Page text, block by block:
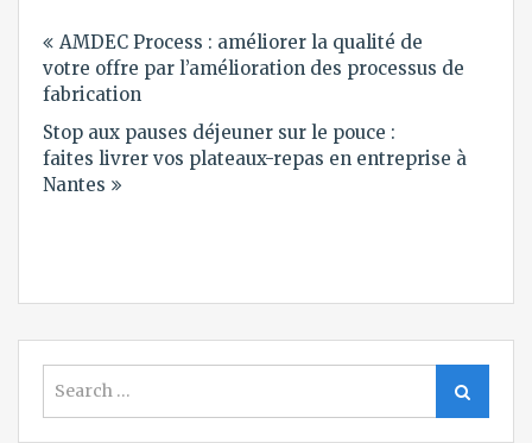
de
l’article
AMDEC Process : améliorer la qualité de
votre offre par l’amélioration des processus de
fabrication
Stop aux pauses déjeuner sur le pouce :
faites livrer vos plateaux-repas en entreprise à
Nantes
for:
Search